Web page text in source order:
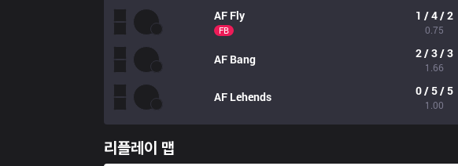
AF Fly
FB
1 / 4 / 2
0.75
AF Bang 2 / 3 / 3
1.66
AF Lehends 0 / 5 / 5
1.00
리플레이 맵